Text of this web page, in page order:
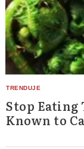
Stop Eating
Known to